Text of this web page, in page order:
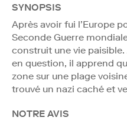
SYNOPSIS
Après avoir fui l’Europe
Seconde Guerre
construit une vie
en question, il apprend
zone sur une plage
trouvé un nazi caché et
NOTRE AVIS